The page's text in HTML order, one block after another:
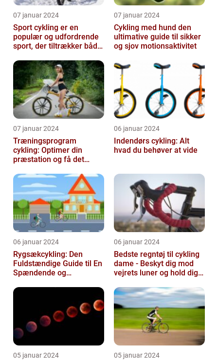
07 januar 2024
Sport cykling er en
populær og udfordrende
sport, der tiltrækker både
professionelle atl...
07 januar 2024
Cykling med hund den
ultimative guide til sikker
og sjov motionsaktivitet
07 januar 2024
Træningsprogram
cykling: Optimer din
præstation og få det
træningssessioner
06 januar 2024
Indendørs cykling: Alt
hvad du behøver at vide
06 januar 2024
Rygsækcykling: Den
Fuldstændige Guide til En
Spændende og
06 januar 2024
Bedste regntøj til cykling
dame - Beskyt dig mod
vejrets luner og hold dig
05 januar 2024 05 januar 2024